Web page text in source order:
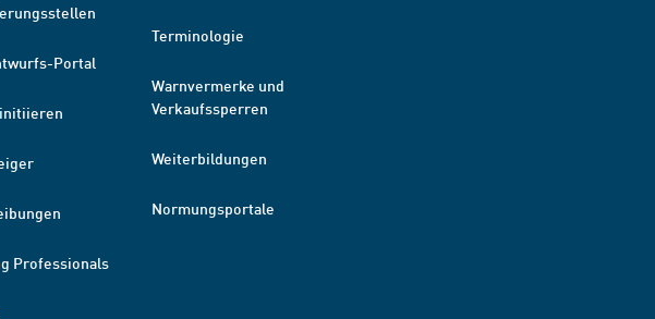
Portal
Professionals
Terminologie
Warnvermerke und
Verkaufssperren
Weiterbildungen
Normungsportale